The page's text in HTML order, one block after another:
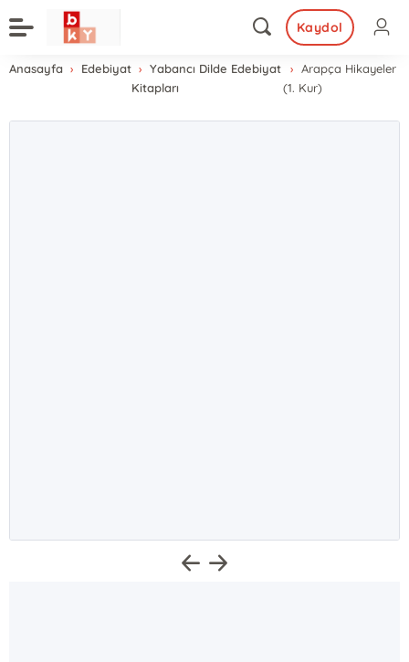
Kaydol
Anasayfa Edebiyat
Yabancı Dilde Edebiyat
Kitapları
Arapça Hikayeler
(1. Kur)